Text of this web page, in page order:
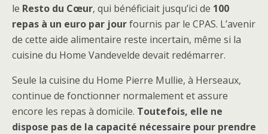
le Resto du Cœur, qui bénéficiait jusqu’ici de 100
repas à un euro par jourfournis par le CPAS. L’avenir
de cette aide alimentaire reste incertain, même si la
cuisine du Home Vandevelde devait redémarrer.
Seule la cuisine du Home Pierre Mullie, à Herseaux,
continue de fonctionner normalement et assure
encore les repas à domicile. Toutefois, elle ne
dispose pas de la capacité nécessaire pour prendre